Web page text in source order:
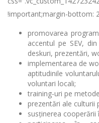
!important;margin-bottom:
promovarea
accentul pe SEV,
deskuri, prezentări,
implementarea de
aptitudinile
voluntari locali;
training-uri pe
prezentări ale culturii
susținerea